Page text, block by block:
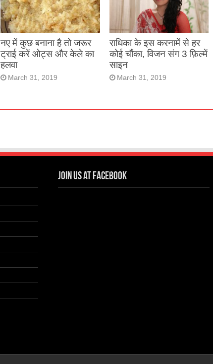
नए में कुछ बनाना है तो जरूर
ट्राई करें ओट्स और केले का
हलवा
March 31, 2019
राधिका के इस करनामें से हर
कोई चौंका, विजन संग 3 फ़िल्में
साइन
March 31, 2019
Join us at Facebook